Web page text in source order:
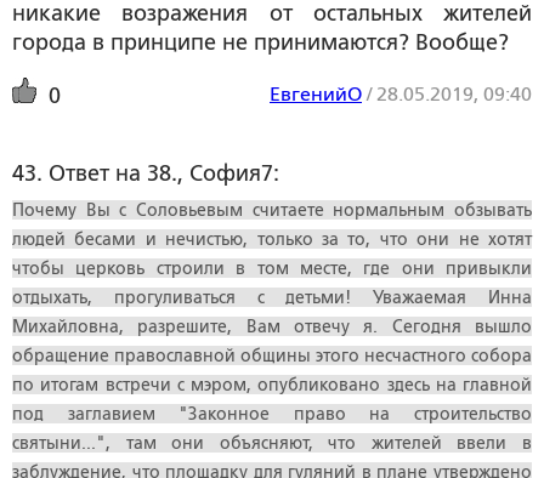
никакие возражения от остальных жителей
города в принципе не принимаются? Вообще?
0 ЕвгенийО/ 28.05.2019, 09:40
43. Ответ на 38., София7:
Почему Вы с Соловьевым считаете нормальным обзывать
людей бесами и нечистью, только за то, что они не хотят
чтобы церковь строили в том месте, где они привыкли
отдыхать, прогуливаться с детьми! Уважаемая Инна
Михайловна, разрешите, Вам отвечу я. Сегодня вышло
обращение православной общины этого несчастного собора
по итогам встречи с мэром, опубликовано здесь на главной
под заглавием "Законное право на строительство
святыни...", там они объясняют, что жителей ввели в
заблуждение, что площадку для гуляний в плане утверждено